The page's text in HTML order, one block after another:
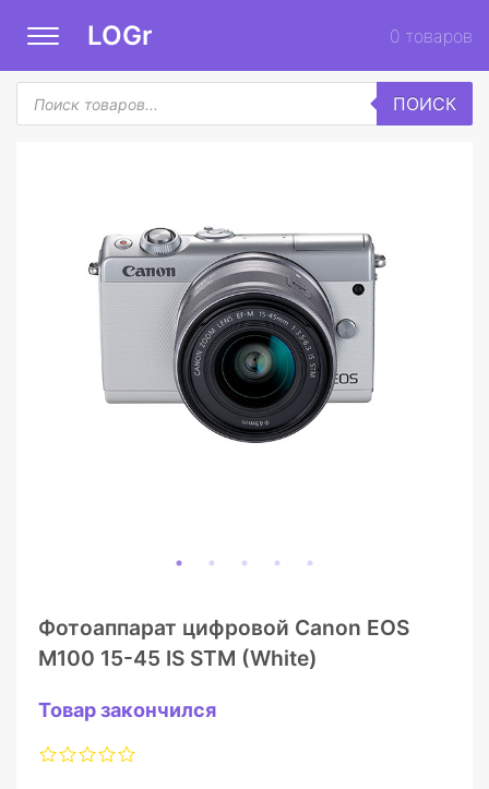
LOGr 0 товаров
Поиск
товаров
ПОИСК
Фотоаппарат цифровой Canon EOS
M100 15-45 IS STM (White)
Товар закончился